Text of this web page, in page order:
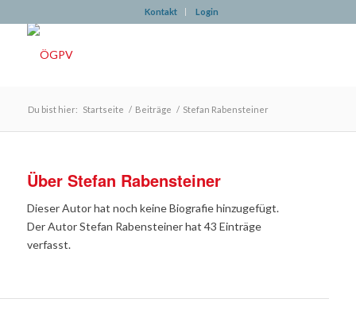
Kontakt Login
Du bist hier: Startseite / Beiträge / Stefan Rabensteiner
Über Stefan Rabensteiner
Dieser Autor hat noch keine Biografie hinzugefügt.
Der AutorStefan Rabensteinerhat 43 Einträge
verfasst.